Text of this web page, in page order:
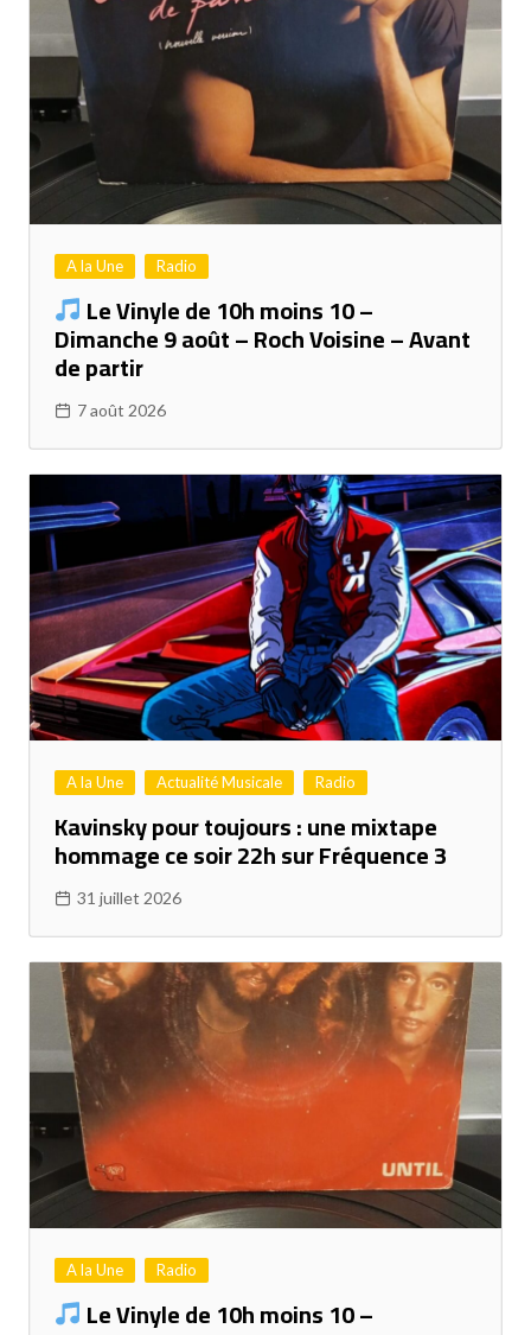
A la Une Radio
Le Vinyle de 10h moins 10 –
Dimanche 9 août – Roch Voisine – Avant
de partir
7 août 2026
A la Une Actualité Musicale Radio
Kavinsky pour toujours : une mixtape
hommage ce soir 22h sur Fréquence 3
31 juillet 2026
A la Une Radio
Le Vinyle de 10h moins 10 –